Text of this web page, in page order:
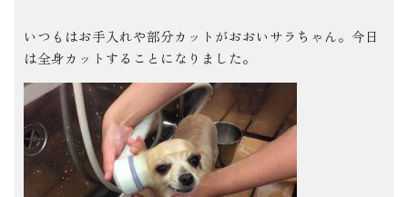
いつもはお手入れや部分カットがおおいサラちゃん。今日
は全身カットすることになりました。